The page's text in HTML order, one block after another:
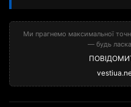
Ми прагнемо максимальної
— будь